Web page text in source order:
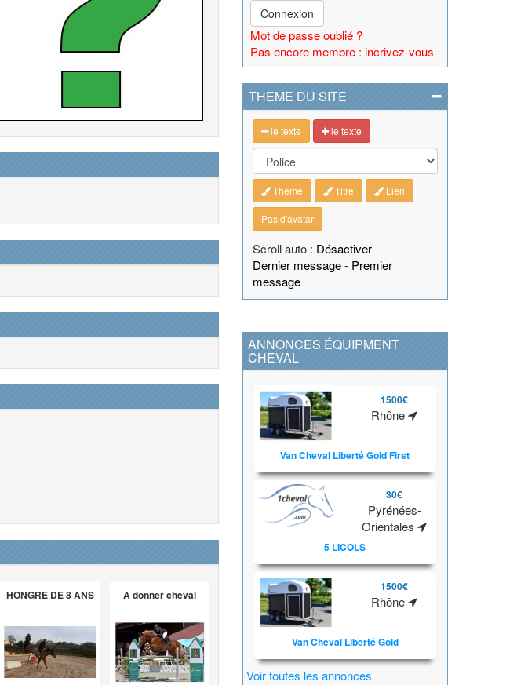
HONGRE DE 8 ANS A donner cheval
Connexion
Mot de passe oublié ?
Pas encore membre : incrivez-vous
THEME DU SITE
le texte le texte
Theme Titre Lien
Pas d'avatar
Scroll auto : Désactiver
Dernier message- Premier
message
ANNONCES ÉQUIPMENT
CHEVAL
1500€
Rhône
Van Cheval Liberté Gold First
30€
Pyrénées-
Orientales
5 LICOLS
1500€
Rhône
Van Cheval Liberté Gold
Voir toutes les annonces